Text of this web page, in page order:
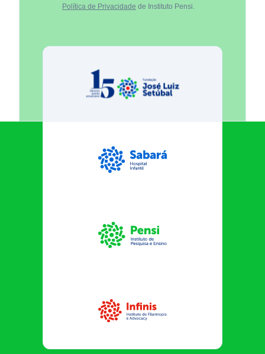
Política de Privacidade de Instituto Pensi.
Fundação José Luiz Egydio
Sabará Hospital Infantil
Instituto Pensi
Infinis